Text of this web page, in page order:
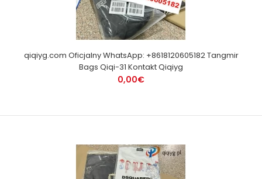
qiqiyg.com Oficjalny WhatsApp: +8618120605182 Tangmir
Bags Qiqi-31 Kontakt Qiqiyg
0,00€